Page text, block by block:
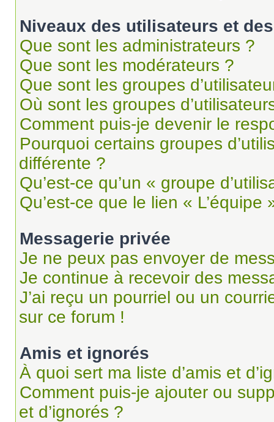
Niveaux des utilisateurs et
Que sont les administrateurs ?
Que sont les modérateurs ?
Que sont les groupes
Où sont les groupes
Comment puis-je devenir le
Pourquoi certains groupes
différente ?
Qu’est-ce qu’un « groupe
Qu’est-ce que le lien « L’équipe
Messagerie privée
Je ne peux pas envoyer de
Je continue à recevoir des
J’ai reçu un pourriel ou un
sur ce forum !
Amis et ignorés
À quoi sert ma liste d’amis et
Comment puis-je ajouter ou
et d’ignorés ?